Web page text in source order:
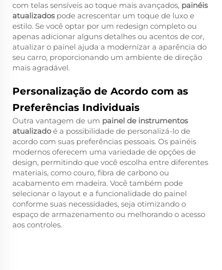
com telas sensíveis ao toque mais avançados, painéis
atualizados pode acrescentar um toque de luxo e
estilo. Se você optar por um redesign completo ou
apenas adicionar alguns detalhes ou acentos de cor,
atualizar o painel ajuda a modernizar a aparência do
seu carro, proporcionando um ambiente de direção
mais agradável.
Personalização de Acordo com as
Preferências Individuais
Outra vantagem de um painel de instrumentos
atualizadoé a possibilidade de personalizá-lo de
acordo com suas preferências pessoais. Os painéis
modernos oferecem uma variedade de opções de
design, permitindo que você escolha entre diferentes
materiais, como couro, fibra de carbono ou
acabamento em madeira. Você também pode
selecionar o layout e a funcionalidade do painel
conforme suas necessidades, seja otimizando o
espaço de armazenamento ou melhorando o acesso
aos controles.